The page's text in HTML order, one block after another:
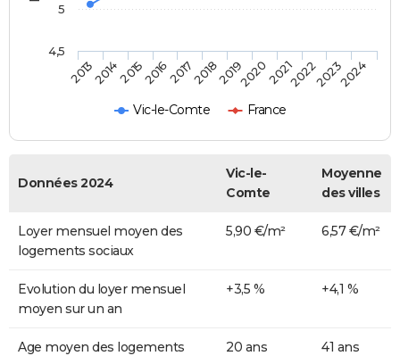
Vic-le-Comte France
201320142015201620172018201920202021202220232024
4,5
5
Données 2024
Vic-le-
Comte
Moyenne
des villes
Loyer mensuel moyen des
logements sociaux
5,90 €/m² 6,57 €/m²
Evolution du loyer mensuel
moyen sur un an
+3,5 % +4,1 %
Age moyen des logements
20 ans 41 ans